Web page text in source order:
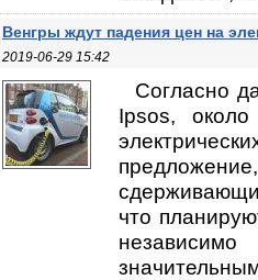
Венгры ждут падения цен на
2019-06-29 15:42
Согласно
Ipsos,
что